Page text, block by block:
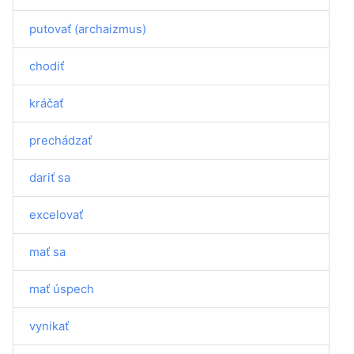
putovať (archaizmus)
chodiť
kráčať
prechádzať
dariť sa
excelovať
mať sa
mať úspech
vynikať